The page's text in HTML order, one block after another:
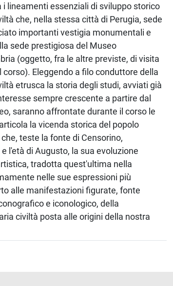
lineamenti essenziali di sviluppo storico
che, nella stessa città di Perugia, sede
importanti vestigia monumentali e
sede prestigiosa del Museo
(oggetto, fra le altre previste, di visita
Eleggendo a filo conduttore della
etrusca la storia degli studi, avviati già
sempre crescente a partire dal
saranno affrontate durante il corso le
la vicenda storica del popolo
teste la fonte di Censorino,
l'età di Augusto, la sua evoluzione
tradotta quest'ultima nella
nelle sue espressioni più
alle manifestazioni figurate, fonte
e iconologico, della
civiltà posta alle origini della nostra